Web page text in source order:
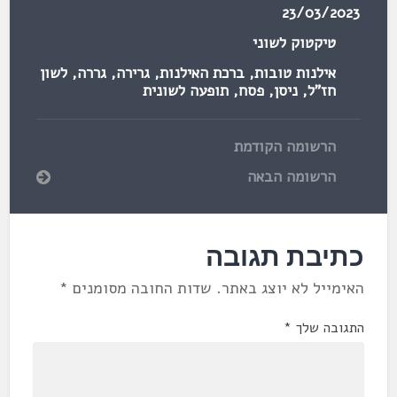
23/03/2023
טיקטוק לשוני
אילנות טובות,ברכת האילנות,גרירה,גררה,לשון
חז"ל,ניסן,פסח,תופעה לשונית
הרשומה הקודמת
הרשומה הבאה
כתיבת תגובה
האימייל לא יוצג באתר. שדות החובה מסומנים *
התגובה שלך *